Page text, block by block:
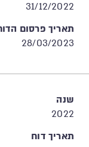
31/12/2022
תאריך פרסום
28/03/2023
שנה
2022
תאריך דוח